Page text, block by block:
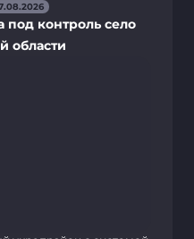
под контроль село
области